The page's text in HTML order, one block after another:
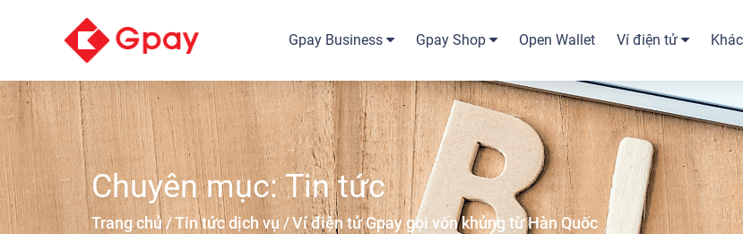
Gpay Business Gpay Shop Open Wallet Ví điện tử Khác
Chuyên mục: Tin tức
Trang chủ /Tin tức dịch vụ /Ví điện tử Gpay gọi vốn khủng từ Hàn Quốc